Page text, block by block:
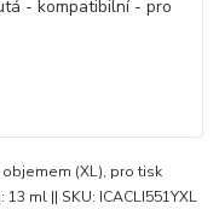
(XL), pro tisk
ml || SKU: ICACLI551YXL